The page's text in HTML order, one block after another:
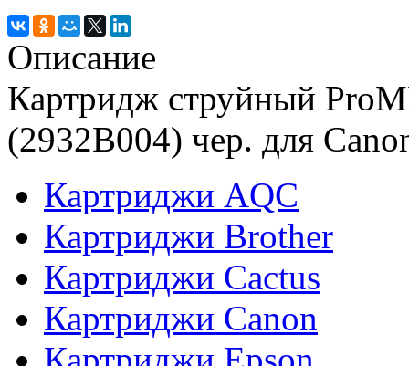
Описание
Картридж струйный
(2932B004) чер. для
Картриджи AQC
Картриджи Brother
Картриджи Cactus
Картриджи Canon